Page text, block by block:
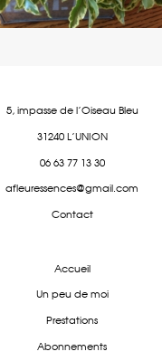
5, impasse de l'Oiseau Bleu
31240 L'UNION
06 63 77 13 30
afleuressences@gmail.com
Contact
Accueil
Un peu de moi
Prestations
Abonnements